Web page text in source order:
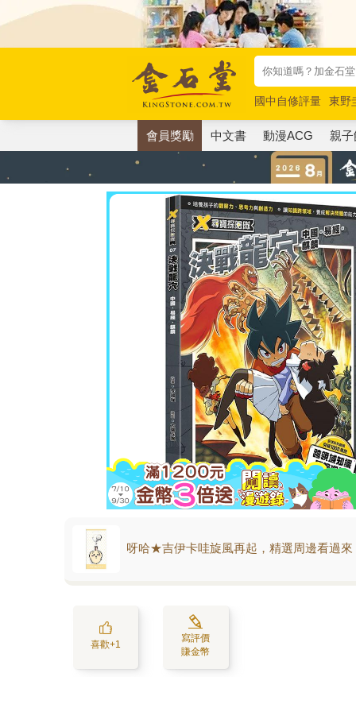
國中自修評量
東野
唯紅花綻放
奧德賽
會員獎勵 中文書 動漫ACG 親
呀哈★吉伊卡哇旋風再起，精選周邊看過來
喜歡+1
寫評價
賺金幣